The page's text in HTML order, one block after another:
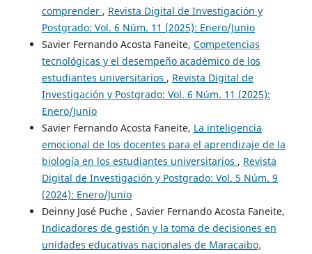
comprender , Revista Digital de Investigación y
Postgrado: Vol. 6 Núm. 11 (2025): Enero/Junio
Savier Fernando Acosta Faneite, Competencias
tecnológicas y el desempeño académico de los
estudiantes universitarios , Revista Digital de
Investigación y Postgrado: Vol. 6 Núm. 11 (2025):
Enero/Junio
Savier Fernando Acosta Faneite, La inteligencia
emocional de los docentes para el aprendizaje de la
biología en los estudiantes universitarios , Revista
Digital de Investigación y Postgrado: Vol. 5 Núm. 9
(2024): Enero/Junio
Deinny José Puche , Savier Fernando Acosta Faneite,
Indicadores de gestión y la toma de decisiones en
unidades educativas nacionales de Maracaibo,